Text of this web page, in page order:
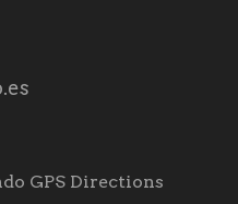
GPS Directions